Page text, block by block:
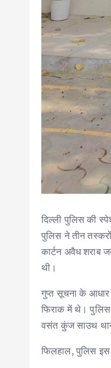
दिल्ली पुलिस की
पुलिस ने तीन
कार्टन अवैध शराब
थी।
गुप्त सूचना के आधार
फिराक में थे। पुलिस
वसंत कुंज साउथ थाने
फिलहाल, पुलिस